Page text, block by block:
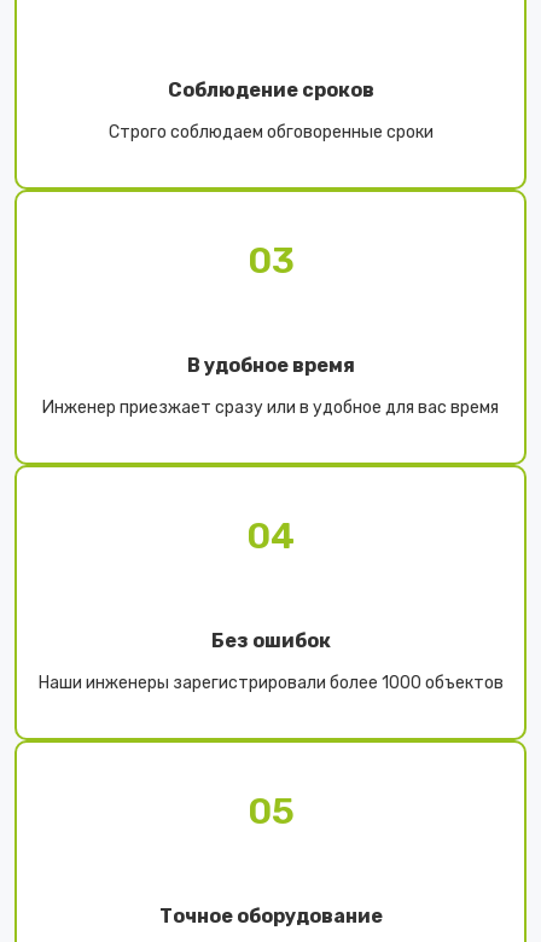
Соблюдение сроков
Строго соблюдаем обговоренные сроки
03
В удобное время
Инженер приезжает сразу или в удобное для вас время
04
Без ошибок
Наши инженеры зарегистрировали более 1000 объектов
05
Точное оборудование